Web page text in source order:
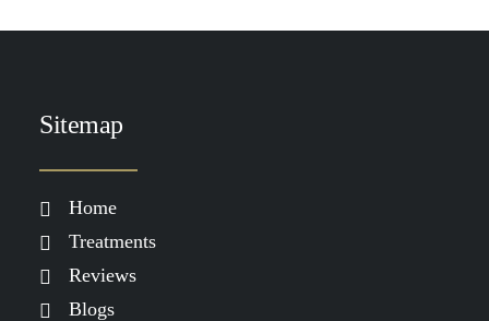
Sitemap
Home
Treatments
Reviews
Blogs